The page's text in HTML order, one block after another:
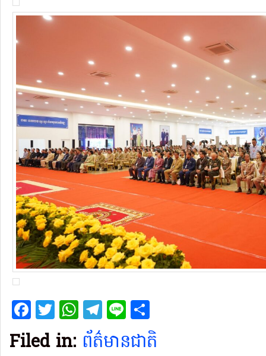
Facebook
Twitter
WhatsApp
Telegram
Line
Filed in: ព័ត៌មានជាតិ